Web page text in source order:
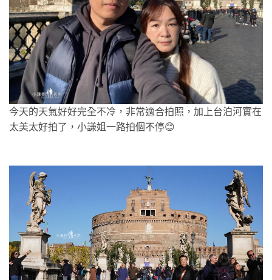
今天的天氣好好完全不冷，非常適合拍照，加上台泊河實在
太美太好拍了，小謙姐一路拍個不停😊